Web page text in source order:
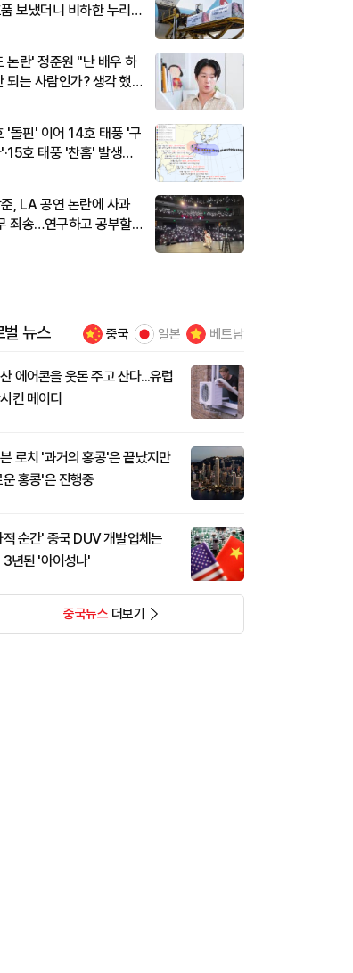
보냈더니 비하한 누리
논란' 정준원 "난 배우 하
되는 사람인가? 생각 했
'돌핀' 이어 14호 태풍 '구
호 태풍 '찬홈' 발생…
, LA 공연 논란에 사과
죄송…연구하고 공부할
벌 뉴스 중국 일본 베트남
에어콘을 웃돈 주고 산다...유럽
킨 메이디
로치 '과거의 홍콩'은 끝났지만
운 홍콩'은 진행중
적 순간' 중국 DUV 개발업체는
3년된 '아이성나'
중국뉴스더보기